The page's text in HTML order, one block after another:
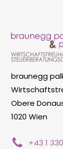
braunegg
Obere
1020 Wien
+43 1